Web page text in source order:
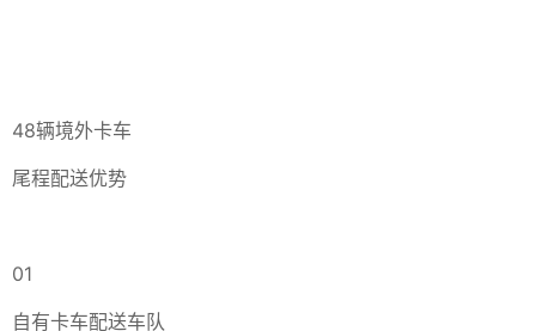
48辆境外卡车
尾程配送优势
01
自有卡车配送车队